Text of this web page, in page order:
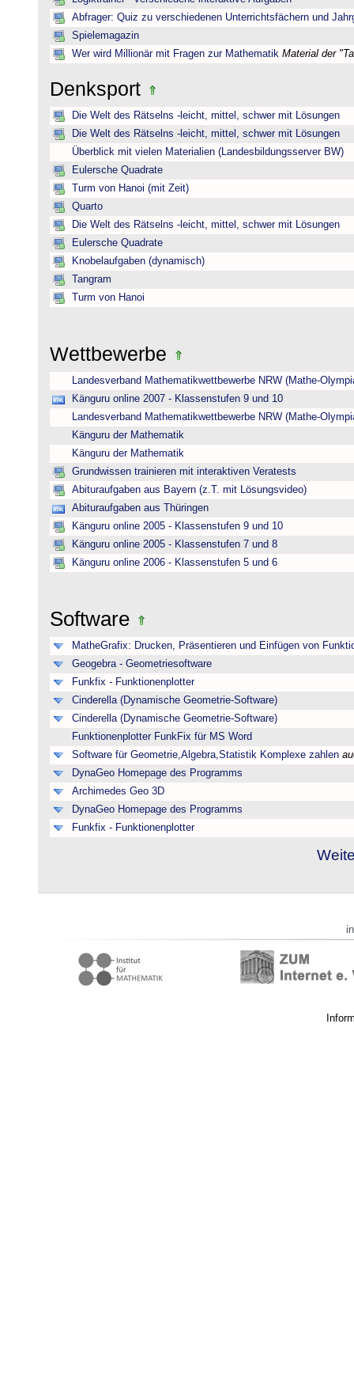
Abfrager: Quiz zu verschiedenen Unterrichtsfächern und
Spielemagazin
Wer wird Millionär mit Fragen zur Mathematik Material der
Denksport
Die Welt des Rätselns -leicht, mittel, schwer mit Lösungen
Die Welt des Rätselns -leicht, mittel, schwer mit Lösungen
Überblick mit vielen Materialien (Landesbildungsserver BW)
Eulersche Quadrate
Turm von Hanoi (mit Zeit)
Quarto
Die Welt des Rätselns -leicht, mittel, schwer mit Lösungen
Eulersche Quadrate
Knobelaufgaben (dynamisch)
Tangram
Turm von Hanoi
Wettbewerbe
Landesverband Mathematikwettbewerbe NRW (Mathe-
Känguru online 2007 - Klassenstufen 9 und 10
Landesverband Mathematikwettbewerbe NRW (Mathe-
Känguru der Mathematik
Känguru der Mathematik
Grundwissen trainieren mit interaktiven Veratests
Abituraufgaben aus Bayern (z.T. mit Lösungsvideo)
Abituraufgaben aus Thüringen
Känguru online 2005 - Klassenstufen 9 und 10
Känguru online 2005 - Klassenstufen 7 und 8
Känguru online 2006 - Klassenstufen 5 und 6
Software
MatheGrafix: Drucken, Präsentieren und Einfügen von
Geogebra - Geometriesoftware
Funkfix - Funktionenplotter
Cinderella (Dynamische Geometrie-Software)
Cinderella (Dynamische Geometrie-Software)
Funktionenplotter FunkFix für MS Word
Software für Geometrie,Algebra,Statistik Komplexe zahlen
DynaGeo Homepage des Programms
Archimedes Geo 3D
DynaGeo Homepage des Programms
Funkfix - Funktionenplotter